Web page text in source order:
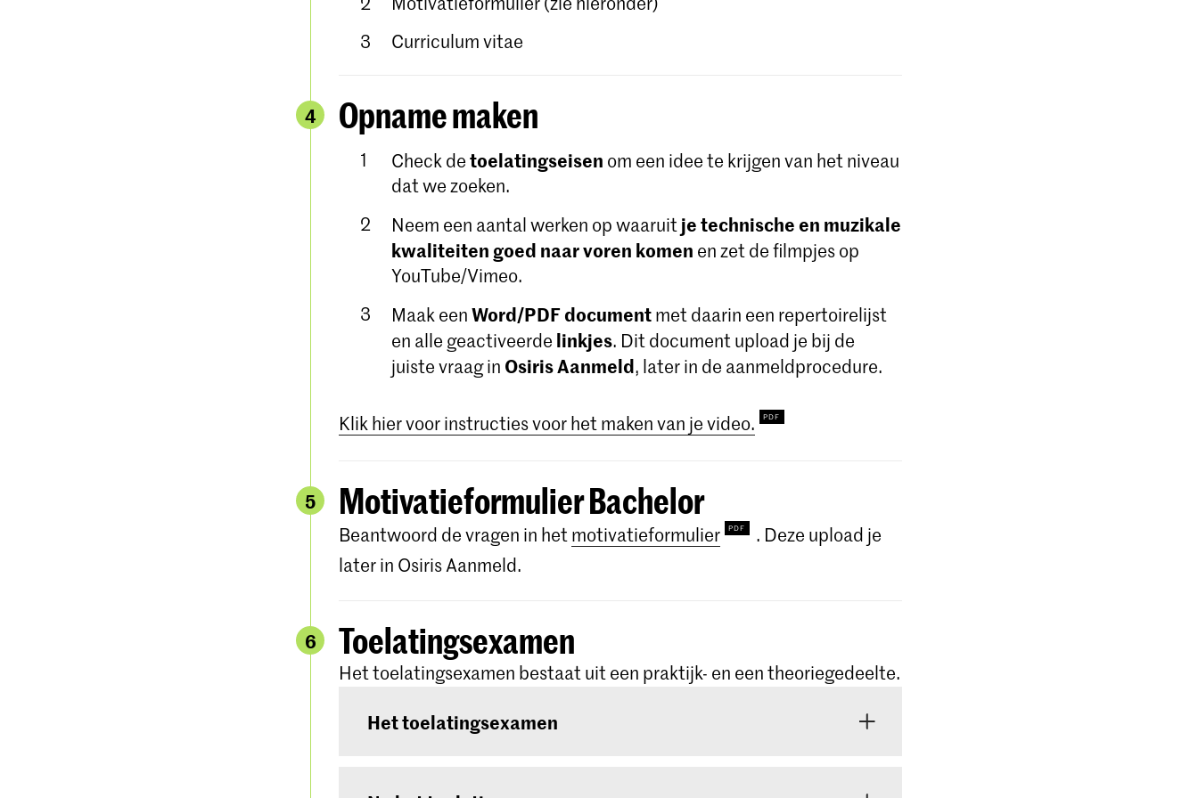
Curriculum vitae
4 Opname maken
Check detoelatingseisen om een ​​idee te krijgen van het niveau
dat we zoeken.
Neem een aantal werken op waaruit je technische en muzikale
kwaliteiten goed naar voren komen en zet de filmpjes op
YouTube/Vimeo.
Maak eenWord/PDF documentmet daarin een repertoirelijst
en alle geactiveerde linkjes. Dit document upload je bij de
juiste vraag in Osiris Aanmeld, later in de aanmeldprocedure.
Klik hier voor instructies voor het maken van je video.
5 Motivatieformulier Bachelor
Beantwoord de vragen in het motivatieformulier
. Deze upload je
later in Osiris Aanmeld.
6 Toelatingsexamen
Het toelatingsexamen bestaat uit een praktijk- en een theoriegedeelte.
Het toelatingsexamen